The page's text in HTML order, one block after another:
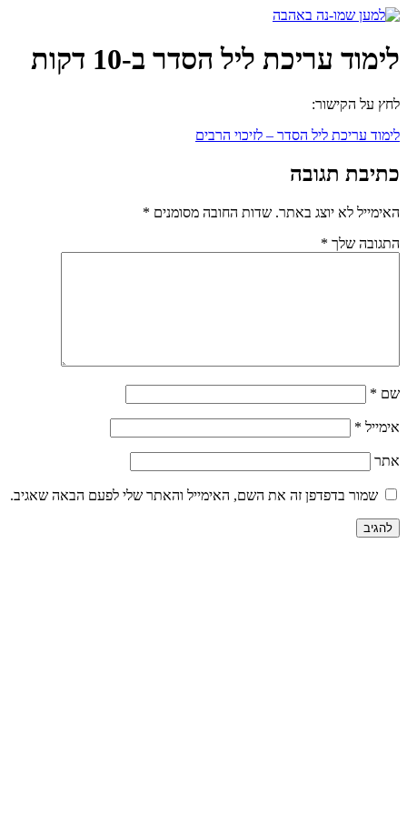
דלג
לימוד עריכת ליל הסדר ב-10 דקות
לחץ על הקישור:
לימוד עריכת ליל הסדר – לזיכוי הרבים
כתיבת תגובה
האימייל לא יוצג באתר. שדות החובה מסומנים *
התגובה שלך *
שם *
אימייל *
אתר
שמור בדפדפן זה את השם, האימייל והאתר שלי לפעם הבאה שאגיב.